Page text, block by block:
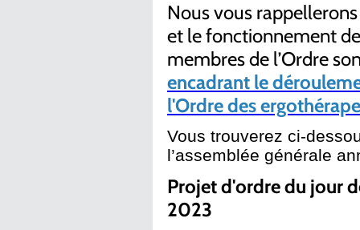
Nous vous
et le fonctionnement
membres de l’Ordre
encadrant le
l'Ordre des
Vous trouverez ci-
l’assemblée générale
Projet d'ordre du jour
2023